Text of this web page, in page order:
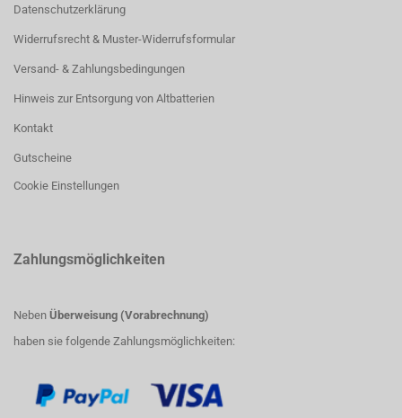
Datenschutzerklärung
Widerrufsrecht & Muster-Widerrufsformular
Versand- & Zahlungsbedingungen
Hinweis zur Entsorgung von Altbatterien
Kontakt
Gutscheine
Cookie Einstellungen
Zahlungsmöglichkeiten
Neben Überweisung (Vorabrechnung)
haben sie folgende Zahlungsmöglichkeiten: